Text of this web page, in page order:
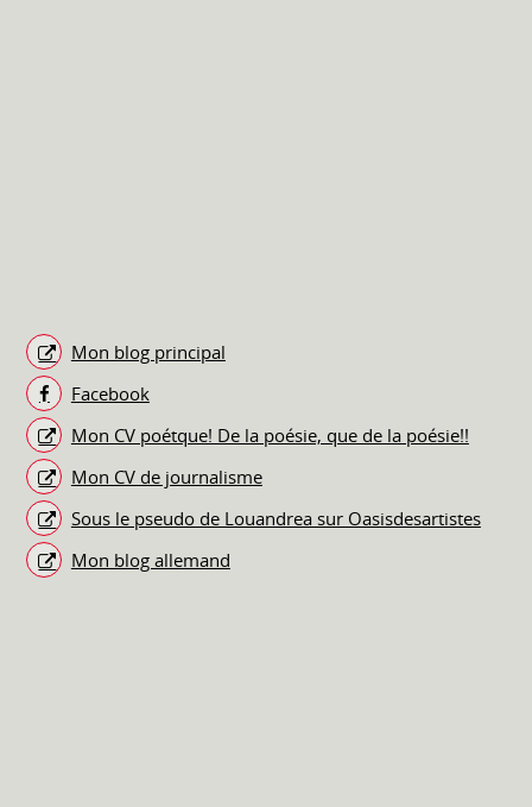
Mon blog principal
Facebook
Mon CV poétque! De la poésie, que de la poésie!!
Mon CV de journalisme
Sous le pseudo de Louandrea sur Oasisdesartistes
Mon blog allemand